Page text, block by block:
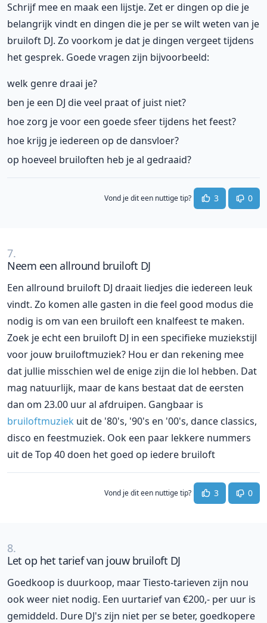
Schrijf mee en maak een lijstje. Zet er dingen op die je
belangrijk vindt en dingen die je per se wilt weten van je
bruiloft DJ. Zo voorkom je dat je dingen vergeet tijdens
het gesprek. Goede vragen zijn bijvoorbeeld:
welk genre draai je?
ben je een DJ die veel praat of juist niet?
hoe zorg je voor een goede sfeer tijdens het feest?
hoe krijg je iedereen op de dansvloer?
op hoeveel bruiloften heb je al gedraaid?
Vond je dit een nuttige tip? 3 0
7.
Neem een allround bruiloft DJ
Een allround bruiloft DJ draait liedjes die iedereen leuk
vindt. Zo komen alle gasten in die feel good modus die
nodig is om van een bruiloft een knalfeest te maken.
Zoek je echt een bruiloft DJ in een specifieke muziekstijl
voor jouw bruiloftmuziek? Hou er dan rekening mee
dat jullie misschien wel de enige zijn die lol hebben. Dat
mag natuurlijk, maar de kans bestaat dat de eersten
dan om 23.00 uur al afdruipen. Gangbaar is
bruiloftmuziek uit de '80's, '90's en '00's, dance classics,
disco en feestmuziek. Ook een paar lekkere nummers
uit de Top 40 doen het goed op iedere bruiloft
Vond je dit een nuttige tip? 3 0
8.
Let op het tarief van jouw bruiloft DJ
Goedkoop is duurkoop, maar Tiesto-tarieven zijn nou
ook weer niet nodig. Een uurtarief van €200,- per uur is
gemiddeld. Dure DJ's zijn niet per se beter, goedkopere